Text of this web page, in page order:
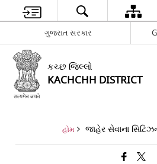
ગુજરાત સરકાર
કચ્છ જિલ્લો
KACHCHH DISTRICT
હોમ જાહેર સેવાના